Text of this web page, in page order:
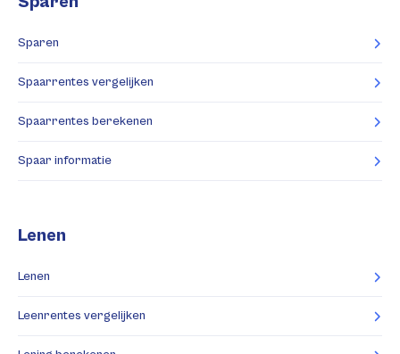
Sparen
Spaarrentes vergelijken
Spaarrentes berekenen
Spaar informatie
Lenen
Lenen
Leenrentes vergelijken